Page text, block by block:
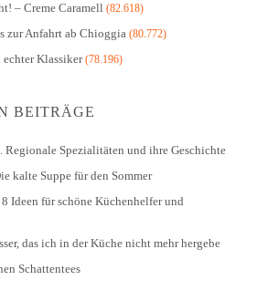
– Creme Caramell (82.618)
zur Anfahrt ab Chioggia (80.772)
echter Klassiker(78.196)
BEITRÄGE
Regionale Spezialitäten und ihre Geschichte
kalte Suppe für den Sommer
Ideen für schöne Küchenhelfer und
das ich in der Küche nicht mehr hergebe
Schattentees